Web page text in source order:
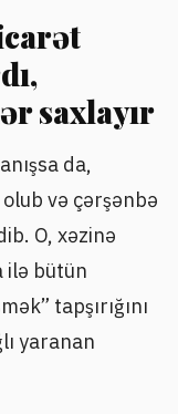
saxlayır
da,
və çərşənbə
O, xəzinə
ilə bütün
tapşırığını
yaranan